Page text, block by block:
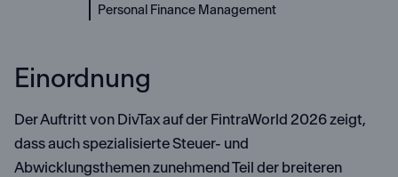
Personal Finance Management
Einordnung
Der Auftritt von DivTax auf der FintraWorld 2026 zeigt,
dass auch spezialisierte Steuer- und
Abwicklungsthemen zunehmend Teil der breiteren